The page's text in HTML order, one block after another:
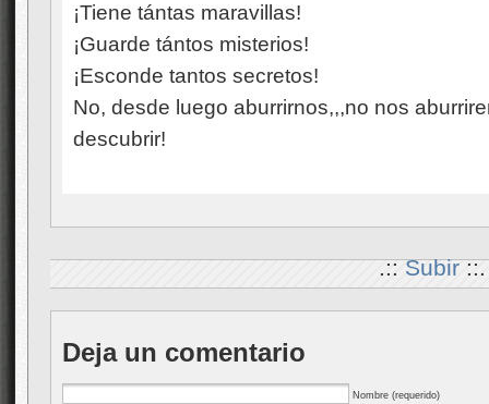
¡Tiene tántas maravillas!
¡Guarde tántos misterios!
¡Esconde tantos secretos!
No, desde luego aburrirnos,,,no nos
descubrir!
.::Subir::.
Deja un comentario
Nombre (requerido)